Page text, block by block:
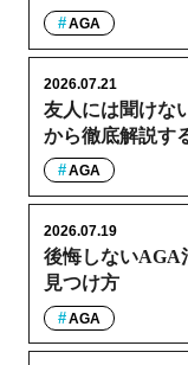
AGA
友人には聞けな
から徹底解説す
2026.07.21
AGA
後悔しないAGA
見つけ方
2026.07.19
AGA